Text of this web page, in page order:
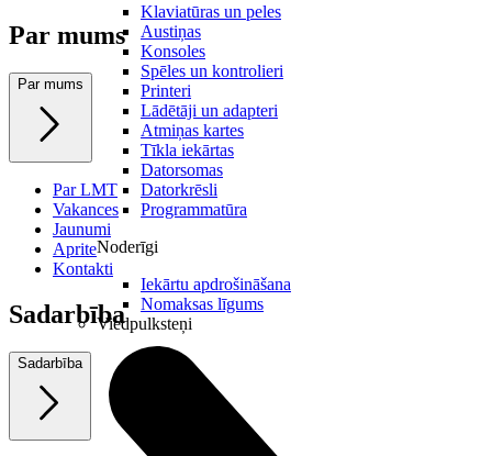
Klaviatūras un peles
Austiņas
Konsoles
Spēles un kontrolieri
Printeri
Lādētāji un adapteri
Atmiņas kartes
Tīkla iekārtas
Datorsomas
Datorkrēsli
Programmatūra
Noderīgi
Iekārtu apdrošināšana
Nomaksas līgums
Viedpulksteņi
Par mums
Par mums
Par LMT
Vakances
Jaunumi
Aprite
Kontakti
Sadarbība
Sadarbība